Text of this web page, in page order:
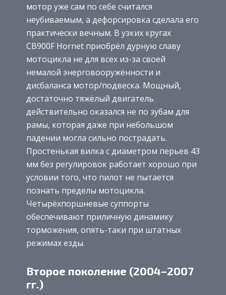
мотор уже сам по себе считался
неубиваемым, а дефорсировка сделала его
практически вечным. В узких кругах
CB900F Hornet приобрёл дурную славу
мотоцикла не для всех из-за своей
немалой энерговооружённости и
дисбаланса мотор/подвеска. Мощный,
достаточно тяжёлый двигатель
действительно оказался не по зубам для
рамы, которая даже при небольшом
падении могла сильно пострадать.
Простенькая вилка с диаметром перьев 43
мм без регулировок работает хорошо при
условии того, что пилот не пытается
познать пределы мотоцикла.
Четырёхпоршневые суппорты
обеспечивают приличную динамику
торможения, опять-таки при штатных
режимах езды.
Второе поколение (2004–2007
гг.)